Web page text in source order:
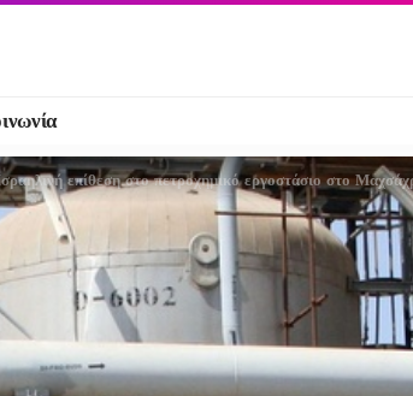
επίθεση στο πετροχημικό εργοστάσιο στο